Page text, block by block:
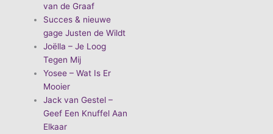
van de Graaf
Succes & nieuwe
gage Justen de Wildt
Joëlla – Je Loog
Tegen Mij
Yosee – Wat Is Er
Mooier
Jack van Gestel –
Geef Een Knuffel Aan
Elkaar